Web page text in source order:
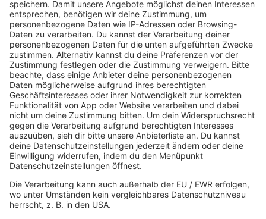
HOME
MUSIK
Playlist
Streams
Rocknews
Band-Alphabet